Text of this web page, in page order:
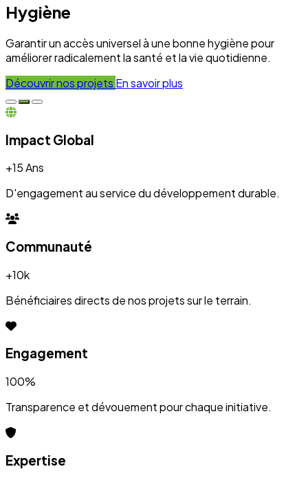
Hygiène
Garantir un accès universel à une bonne hygiène pour
améliorer radicalement la santé et la vie quotidienne.
Découvrir nos projets En savoir plus
Impact Global
+15 Ans
D'engagement au service du développement durable.
Communauté
+10k
Bénéficiaires directs de nos projets sur le terrain.
Engagement
100%
Transparence et dévouement pour chaque initiative.
Expertise